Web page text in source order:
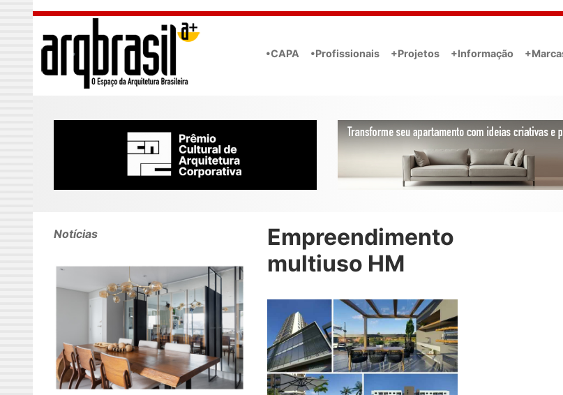
Skip to main content
•CAPA •Profissionais +Projetos +Informação
Empreendimento
multiuso HM
Notícias